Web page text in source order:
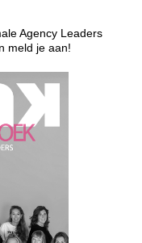
Agency Leaders
meld je aan!